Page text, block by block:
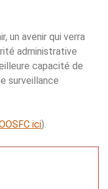
un avenir qui verra
administrative
capacité de
surveillance
ici).